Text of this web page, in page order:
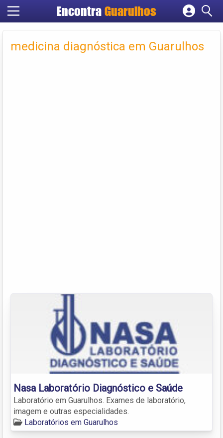
Encontra Guarulhos
Cadastrar empresa
Criar conta
medicina diagnóstica em Guarulhos
Nasa Laboratório Diagnóstico e Saúde
Laboratório em Guarulhos. Exames de laboratório,
imagem e outras especialidades.
Laboratórios em Guarulhos